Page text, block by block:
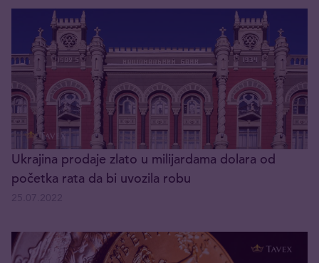
Ukrajina prodaje zlato u milijardama dolara od
početka rata da bi uvozila robu